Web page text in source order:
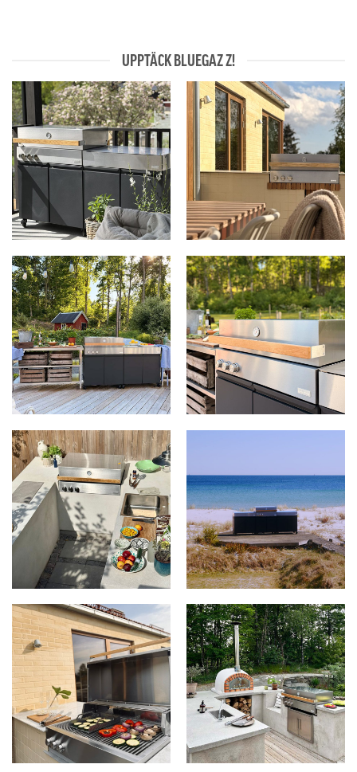
UPPTÄCK BLUEGAZ Z!